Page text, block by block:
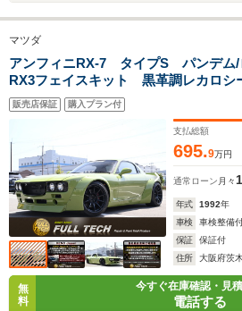
マツダ
アンフィニRX-7 タイプS パンデム/
RX3フェイスキット 黒革調レカロ
トラーダinダッシュHDDナビフルセ
インチアルミ 社外ステアリング
販売店保証 購入プラン付
支払総額
695.9万円
通常ローン 月々
年式 1992年
車検
車検整備
保証
保証付
住所
大阪府茨
無
料
今すぐ在庫確認・見
電話する